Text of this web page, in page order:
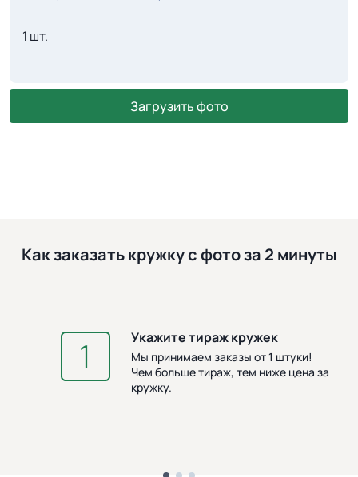
1 шт.
Загрузить фото
Как заказать кружку с фото за 2 минуты
Укажите тираж кружек
Мы принимаем заказы от 1 штуки!
Чем больше тираж, тем ниже цена за
кружку.